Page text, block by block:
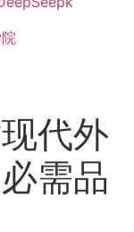
代外
需品